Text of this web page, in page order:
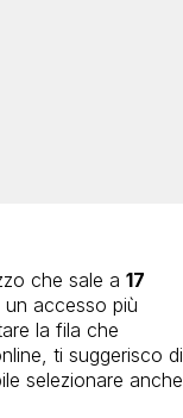
che sale a 17
accesso più
la fila che
ti suggerisco di
selezionare anche